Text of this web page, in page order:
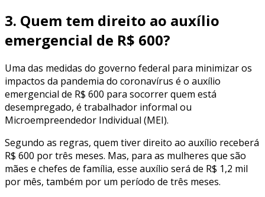
3. Quem tem direito ao auxílio
emergencial de R$ 600?
Uma das medidas do governo federal para minimizar os
impactos da pandemia do coronavírus é o auxílio
emergencial de R$ 600 para socorrer quem está
desempregado, é trabalhador informal ou
Microempreendedor Individual (MEI).
Segundo as regras, quem tiver direito ao auxílio receberá
R$ 600 por três meses. Mas, para as mulheres que são
mães e chefes de família, esse auxílio será de R$ 1,2 mil
por mês, também por um período de três meses.